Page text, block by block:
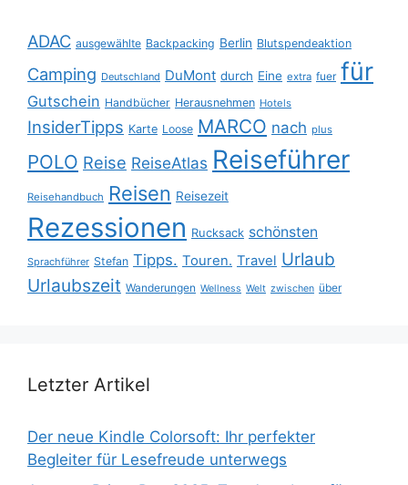
ADAC ausgewählte Backpacking Berlin Blutspendeaktion
Camping Deutschland DuMont durch Eine extra fuer für
Gutschein Handbücher Herausnehmen Hotels
InsiderTipps Karte Loose MARCO nach plus
POLO Reise ReiseAtlas Reiseführer
Reisehandbuch Reisen Reisezeit
Rezessionen Rucksack schönsten
Sprachführer Stefan Tipps. Touren. Travel Urlaub
Urlaubszeit Wanderungen Wellness Welt zwischen über
Letzter Artikel
Der neue Kindle Colorsoft: Ihr perfekter
Begleiter für Lesefreude unterwegs